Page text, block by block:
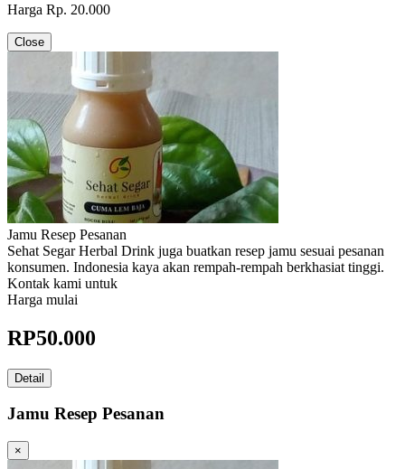
Harga Rp. 20.000
Close
Jamu Resep Pesanan
Sehat Segar Herbal Drink juga buatkan resep jamu sesuai pesanan
konsumen. Indonesia kaya akan rempah-rempah berkhasiat tinggi.
Kontak kami untuk
Harga mulai
RP50.000
Detail
Jamu Resep Pesanan
×